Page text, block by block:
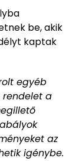
be, akik
kaptak
egyéb
rendelet a
az
igénybe.